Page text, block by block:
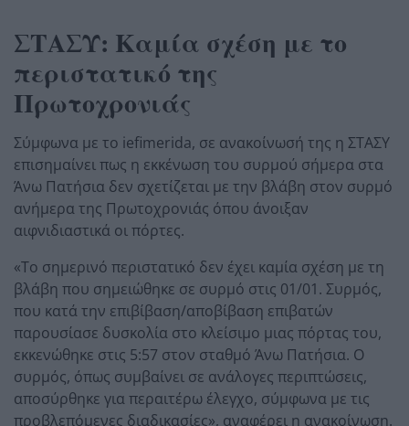
ΣΤΑΣΥ: Καμία σχέση με το
περιστατικό της
Πρωτοχρονιάς
Σύμφωνα με το iefimerida, σε ανακοίνωσή της η ΣΤΑΣΥ
επισημαίνει πως η εκκένωση του συρμού σήμερα στα
Άνω Πατήσια δεν σχετίζεται με την βλάβη στον συρμό
ανήμερα της Πρωτοχρονιάς όπου άνοιξαν
αιφνιδιαστικά οι πόρτες.
«Το σημερινό περιστατικό δεν έχει καμία σχέση με τη
βλάβη που σημειώθηκε σε συρμό στις 01/01. Συρμός,
που κατά την επιβίβαση/αποβίβαση επιβατών
παρουσίασε δυσκολία στο κλείσιμο μιας πόρτας του,
εκκενώθηκε στις 5:57 στον σταθμό Άνω Πατήσια. Ο
συρμός, όπως συμβαίνει σε ανάλογες περιπτώσεις,
αποσύρθηκε για περαιτέρω έλεγχο, σύμφωνα με τις
προβλεπόμενες διαδικασίες», αναφέρει η ανακοίνωση.